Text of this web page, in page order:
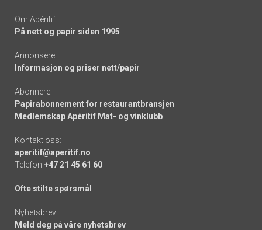
Om Apéritif:
På nett og papir siden 1995
Annonsere:
Informasjon og priser nett/papir
Abonnere:
Papirabonnement for restaurantbransjen
Medlemskap Apéritif Mat- og vinklubb
Kontakt oss:
aperitif@aperitif.no
Telefon +47 21 45 61 60
Ofte stilte spørsmål
Nyhetsbrev:
Meld deg på våre nyhetsbrev